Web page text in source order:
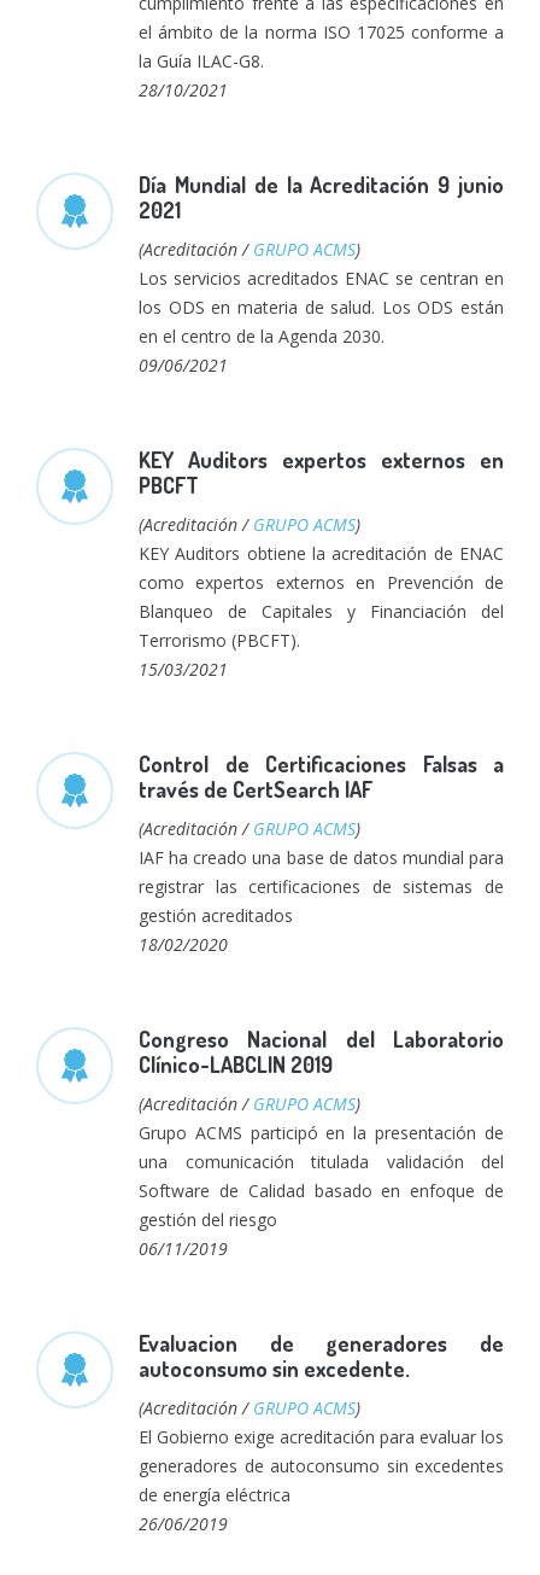
el ámbito de la norma ISO 17025 conforme a
la Guía ILAC-G8.
28/10/2021
Día Mundial de la Acreditación 9 junio
2021
(Acreditación / GRUPO ACMS)
Los servicios acreditados ENAC se centran en
los ODS en materia de salud. Los ODS están
en el centro de la Agenda 2030.
09/06/2021
KEY Auditors expertos externos en
PBCFT
(Acreditación / GRUPO ACMS)
KEY Auditors obtiene la acreditación de ENAC
como expertos externos en Prevención de
Blanqueo de Capitales y Financiación del
Terrorismo (PBCFT).
15/03/2021
Control de Certificaciones Falsas a
través de CertSearch IAF
(Acreditación / GRUPO ACMS)
IAF ha creado una base de datos mundial para
registrar las certificaciones de sistemas de
gestión acreditados
18/02/2020
Congreso Nacional del Laboratorio
Clínico-LABCLIN 2019
(Acreditación / GRUPO ACMS)
Grupo ACMS participó en la presentación de
una comunicación titulada validación del
Software de Calidad basado en enfoque de
gestión del riesgo
06/11/2019
Evaluacion de generadores de
autoconsumo sin excedente.
(Acreditación / GRUPO ACMS)
El Gobierno exige acreditación para evaluar los
generadores de autoconsumo sin excedentes
de energía eléctrica
26/06/2019